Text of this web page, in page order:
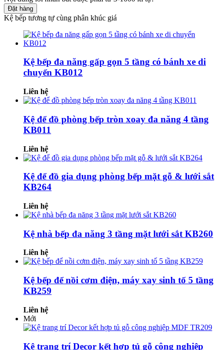
Đặt hàng
Kệ bếp tương tự cùng phân khúc giá
Kệ bếp đa năng gấp gọn 5 tầng có bánh xe di
chuyển KB012
Liên hệ
Kệ để đồ phòng bếp tròn xoay đa năng 4 tầng
KB011
Liên hệ
Kệ để đồ gia dụng phòng bếp mặt gỗ & lưới sắt
KB264
Liên hệ
Kệ nhà bếp đa năng 3 tầng mặt lưới sắt KB260
Liên hệ
Kệ bếp để nồi cơm điện, máy xay sinh tố 5 tầng
KB259
Liên hệ
Mới
Kệ trang trí Decor kết hợp tủ gỗ công nghiệp